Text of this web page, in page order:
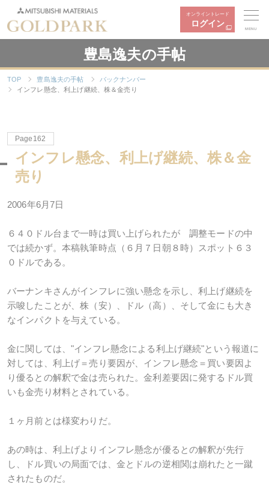
オンライントレード
ログイン
MENU
豊島逸夫の手帖
TOP 豊島逸夫の手帖
バックナンバー
インフレ懸念、利上げ継続、株＆金売り
Page162
インフレ懸念、利上げ継続、株＆金
売り
2006年6月7日
６４０ドル台まで一時は買い上げられたが 調整モードの中
では続かず。本稿執筆時点（６月７日朝８時）スポット６３
０ドルである。
バーナンキさんがインフレに強い懸念を示し、利上げ継続を
示唆したことが、株（安）、ドル（高）、そして金にも大き
なインパクトを与えている。
金に関しては、"インフレ懸念による利上げ継続"という報道に
対しては、利上げ＝売り要因が、インフレ懸念＝買い要因よ
り優るとの解釈で金は売られた。金利差要因に発するドル買
いも金売り材料とされている。
１ヶ月前とは様変わりだ。
あの時は、利上げよりインフレ懸念が優るとの解釈が先行
し、ドル買いの局面では、金とドルの逆相関は崩れたと一蹴
されたものだ。